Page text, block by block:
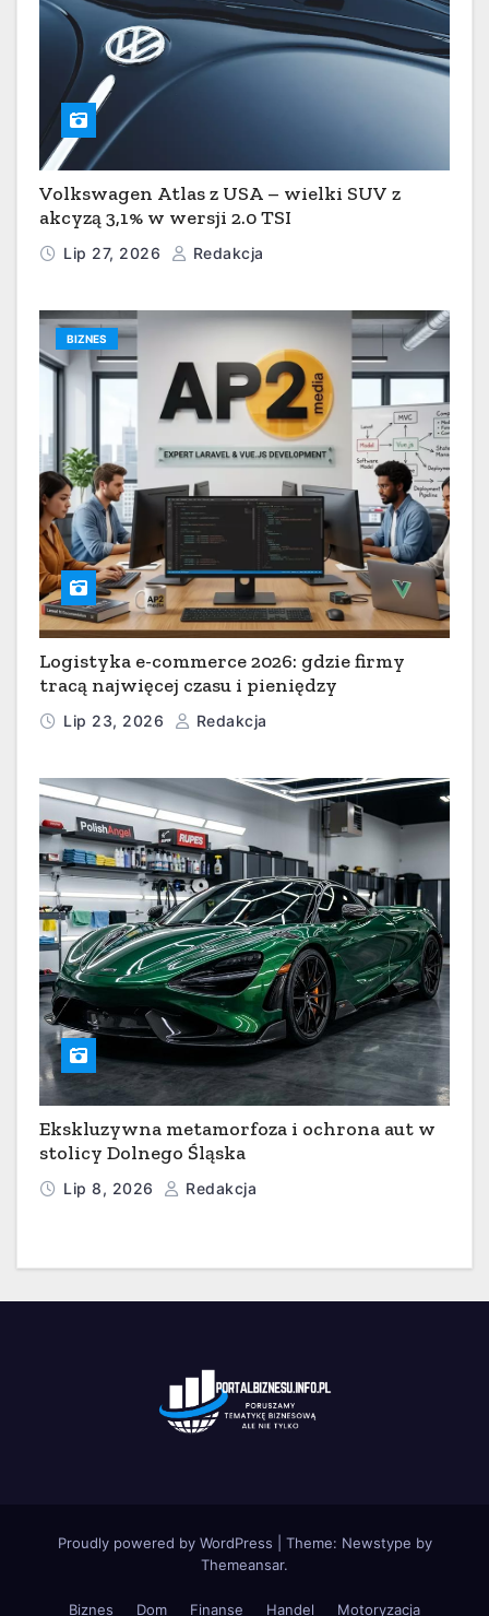
Volkswagen Atlas z USA – wielki SUV z
akcyzą 3,1% w wersji 2.0 TSI
Lip 27, 2026 Redakcja
BIZNES
Logistyka e-commerce 2026: gdzie firmy
tracą najwięcej czasu i pieniędzy
Lip 23, 2026 Redakcja
Ekskluzywna metamorfoza i ochrona aut w
stolicy Dolnego Śląska
Lip 8, 2026 Redakcja
Proudly powered by WordPress Theme: Newstype by
Themeansar.
Biznes Dom Finanse Handel Motoryzacja